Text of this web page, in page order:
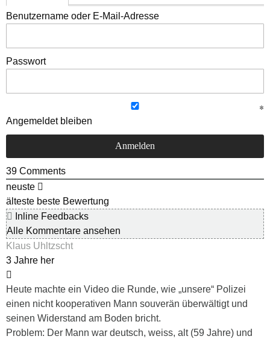
Benutzername oder E-Mail-Adresse
Passwort
Angemeldet bleiben
39 Comments
neuste
älteste beste Bewertung
Inline Feedbacks
Alle Kommentare ansehen
Klaus Uhltzscht
3 Jahre her
Heute machte ein Video die Runde, wie „unsere“ Polizei
einen nicht kooperativen Mann souverän überwältigt und
seinen Widerstand am Boden bricht.
Problem: Der Mann war deutsch, weiss, alt (59 Jahre) und